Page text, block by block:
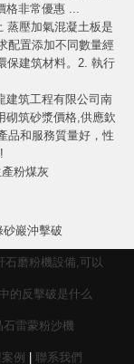
非常優惠 ...
蒸壓加氣混凝土板是
配置添加不同數量經
保建筑材料。2. 執行
建筑工程有限公司南
砌筑砂漿價格,供應欽
品和服務質量好，性
粉煤灰
砂巖沖擊破
石磨粉機設備,可以
的反擊破是什么
石雷蒙粉沙機
例 聯系我們